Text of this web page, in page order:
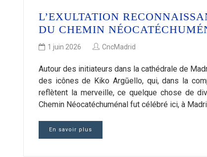
L’EXULTATION
DU CHEMIN
1 juin 2026 CncMadrid
Autour des initiateurs dans la cathédrale de
des icônes de Kiko Argūello, qui, dans la
reflètent la merveille, ce quelque chose de
Chemin Néocatéchuménal fut célébré ici, à
En savoir plus